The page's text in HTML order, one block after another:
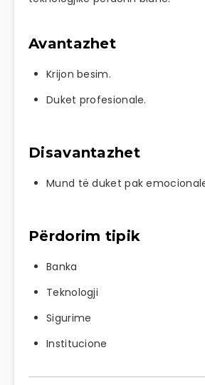
Avantazhet
Krijon besim.
Duket profesionale.
Disavantazhet
Mund të duket pak
Përdorim tipik
Banka
Teknologji
Sigurime
Institucione